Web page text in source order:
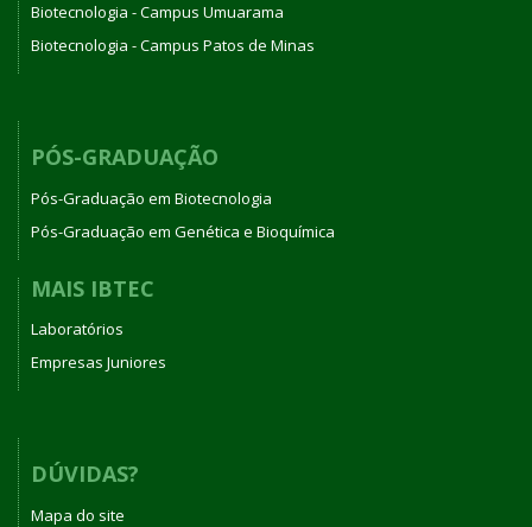
Biotecnologia - Campus Umuarama
Biotecnologia - Campus Patos de Minas
PÓS-GRADUAÇÃO
Pós-Graduação em Biotecnologia
Pós-Graduação em Genética e Bioquímica
MAIS IBTEC
Laboratórios
Empresas Juniores
DÚVIDAS?
Mapa do site